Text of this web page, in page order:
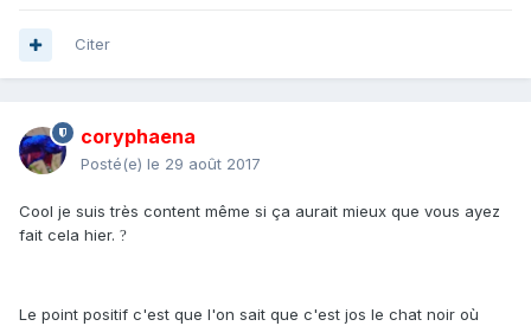
Citer
coryphaena
Posté(e) le 29 août 2017
Cool je suis très content même si ça aurait mieux que vous ayez
fait cela hier. ?
Le point positif c'est que l'on sait que c'est jos le chat noir où